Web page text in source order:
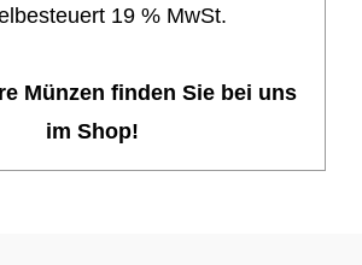
19 % MwSt.
Münzen finden Sie bei uns
im Shop!